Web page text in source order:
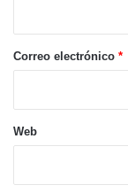
*
Correo electrónico *
Web